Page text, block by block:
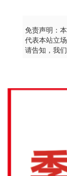
免责声明：
代表本站立
请告知，我